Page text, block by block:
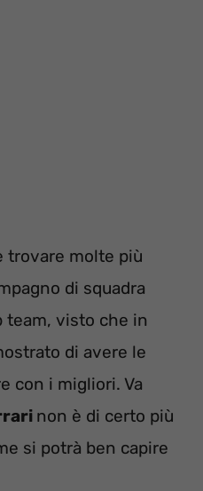
trovare molte più
di squadra
team, visto che in
di avere le
con i migliori. Va
non è di certo più
si potrà ben capire